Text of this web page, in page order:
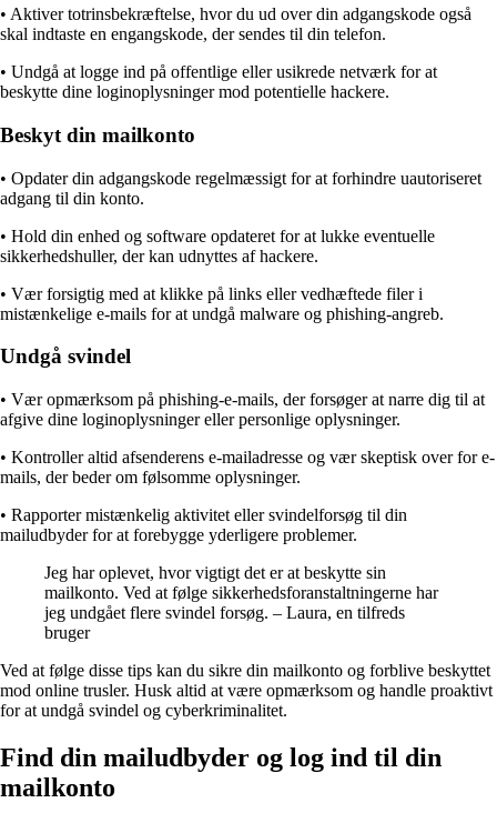
• Aktiver totrinsbekræftelse, hvor du ud over din adgangskode også
skal indtaste en engangskode, der sendes til din telefon.
• Undgå at logge ind på offentlige eller usikrede netværk for at
beskytte dine loginoplysninger mod potentielle hackere.
Beskyt din mailkonto
• Opdater din adgangskode regelmæssigt for at forhindre uautoriseret
adgang til din konto.
• Hold din enhed og software opdateret for at lukke eventuelle
sikkerhedshuller, der kan udnyttes af hackere.
• Vær forsigtig med at klikke på links eller vedhæftede filer i
mistænkelige e-mails for at undgå malware og phishing-angreb.
Undgå svindel
• Vær opmærksom på phishing-e-mails, der forsøger at narre dig til at
afgive dine loginoplysninger eller personlige oplysninger.
• Kontroller altid afsenderens e-mailadresse og vær skeptisk over for e-
mails, der beder om følsomme oplysninger.
• Rapporter mistænkelig aktivitet eller svindelforsøg til din
mailudbyder for at forebygge yderligere problemer.
Jeg har oplevet, hvor vigtigt det er at beskytte sin
mailkonto. Ved at følge sikkerhedsforanstaltningerne har
jeg undgået flere svindel forsøg. – Laura, en tilfreds
bruger
Ved at følge disse tips kan du sikre din mailkonto og forblive beskyttet
mod online trusler. Husk altid at være opmærksom og handle proaktivt
for at undgå svindel og cyberkriminalitet.
Find din mailudbyder og log ind til din
mailkonto